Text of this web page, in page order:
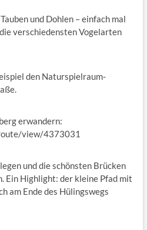
und Dohlen – einfach mal
verschiedensten Vogelarten
den Naturspielraum-
erwandern:
view/4373031
und die schönsten Brücken
Ein Highlight: der kleine Pfad mit
am Ende des Hülingswegs